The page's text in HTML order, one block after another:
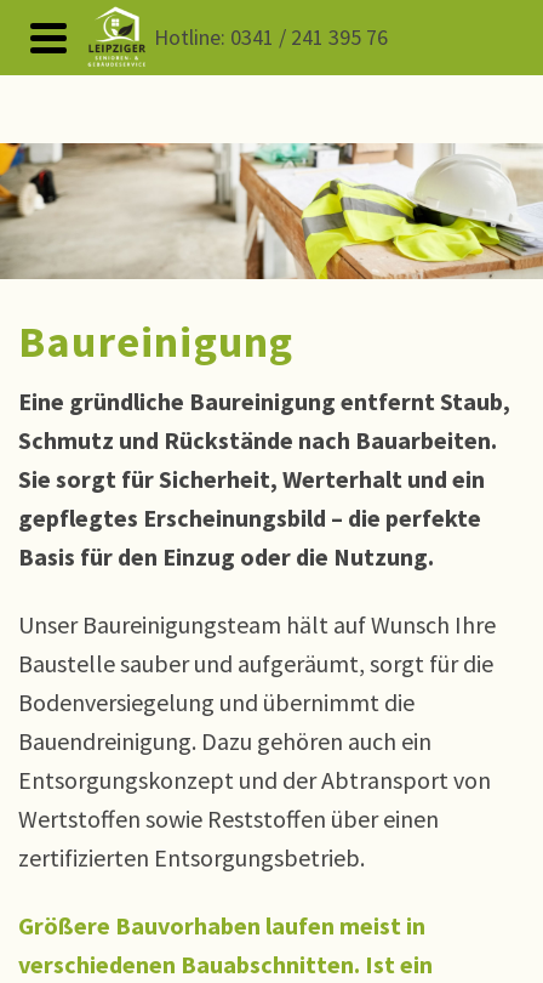
Hotline: 0341 / 241 395 76
Baureinigung
Eine gründliche Baureinigung entfernt Staub,
Schmutz und Rückstände nach Bauarbeiten.
Sie sorgt für Sicherheit, Werterhalt und ein
gepflegtes Erscheinungsbild – die perfekte
Basis für den Einzug oder die Nutzung.
Unser Baureinigungsteam hält auf Wunsch Ihre
Baustelle sauber und aufgeräumt, sorgt für die
Bodenversiegelung und übernimmt die
Bauendreinigung. Dazu gehören auch ein
Entsorgungskonzept und der Abtransport von
Wertstoffen sowie Reststoffen über einen
zertifizierten Entsorgungsbetrieb.
Größere Bauvorhaben laufen meist in
verschiedenen Bauabschnitten. Ist ein